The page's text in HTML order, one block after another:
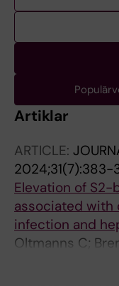
Artiklar
ARTICLE:
2024;31(7):383-
Elevation of
associated with
infection and
Oltmanns C;
Zenlander R;